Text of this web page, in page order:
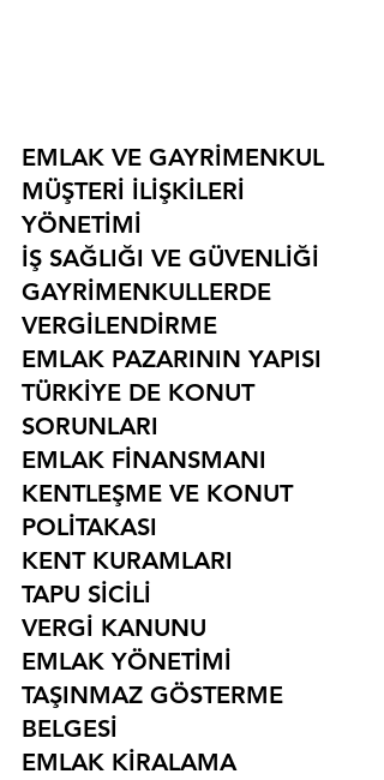
EMLAK VE GAYRİMENKUL
MÜŞTERİ İLİŞKİLERİ
YÖNETİMİ
İŞ SAĞLIĞI VE GÜVENLİĞİ
GAYRİMENKULLERDE
VERGİLENDİRME
EMLAK PAZARININ YAPISI
TÜRKİYE DE KONUT
SORUNLARI
EMLAK FİNANSMANI
KENTLEŞME VE KONUT
POLİTAKASI
KENT KURAMLARI
TAPU SİCİLİ
VERGİ KANUNU
EMLAK YÖNETİMİ
TAŞINMAZ GÖSTERME
BELGESİ
EMLAK KİRALAMA